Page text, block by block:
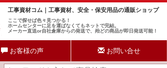
工事資材コム｜工事資材、安全・保安用品の通販ショップ
ここで探せば色々見つかる！
ホームセンターに足を運ばなくてもネットで完結。
メーカー直送or自社倉庫からの発送で、殆どの商品が即日発送可能！
お客様の声 お問い合せ